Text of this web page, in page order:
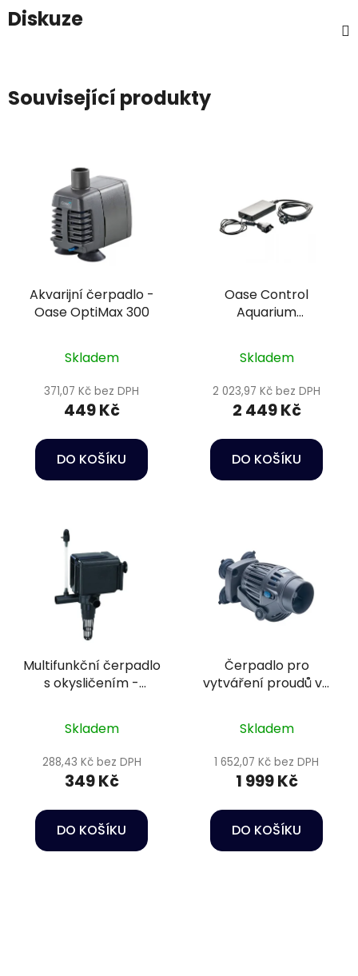
Diskuze
Související produkty
Akvarijní čerpadlo -
Oase OptiMax 300
Skladem
371,07 Kč bez DPH
449 Kč
DO KOŠÍKU
Oase Control
Aquarium
Skladem
2 023,97 Kč bez DPH
2 449 Kč
DO KOŠÍKU
Multifunkční čerpadlo
s okysličením -
Skladem
288,43 Kč bez DPH
349 Kč
DO KOŠÍKU
Čerpadlo pro
vytváření proudů ve
5000
Skladem
1 652,07 Kč bez DPH
1 999 Kč
DO KOŠÍKU